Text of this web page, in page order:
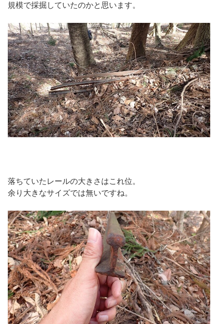
規模で採掘していたのかと思います。
落ちていたレールの大きさはこれ位。
余り大きなサイズでは無いですね。